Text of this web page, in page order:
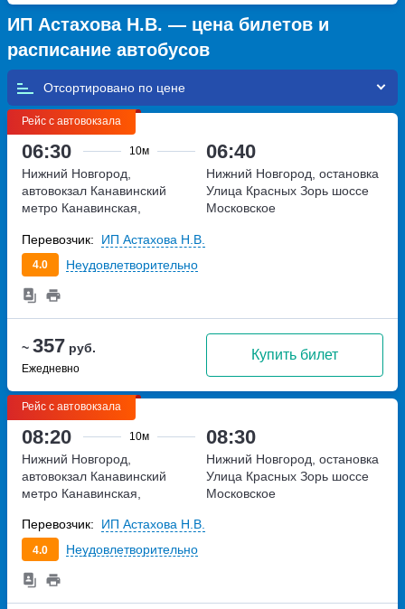
ИП Астахова Н.В. — цена билетов и
расписание автобусов
Отсортировано по
Рейс с автовокзала
06:30 10м 06:40
~ 357 руб.
Ежедневно
Купить билет
Нижний Новгород,
автовокзал Канавинский
метро Канавинская,
Нижний Новгород, остановка
Улица Красных Зорь шоссе
Московское
4.0 Неудовлетворительно
Перевозчик: ИП Астахова Н.В.
Рейс с автовокзала
08:20 10м 08:30
Нижний Новгород,
автовокзал Канавинский
метро Канавинская,
Нижний Новгород, остановка
Улица Красных Зорь шоссе
Московское
4.0 Неудовлетворительно
Перевозчик: ИП Астахова Н.В.